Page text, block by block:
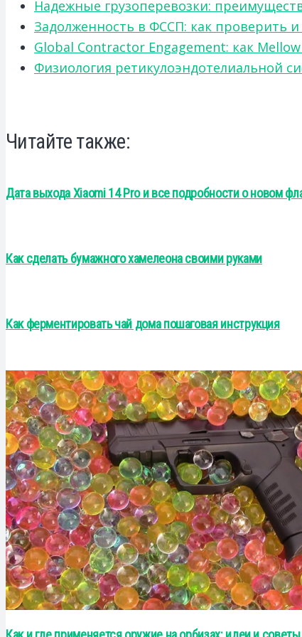
Надежные грузоперевозки:
Задолженность в ФССП: как проверить
Global Contractor Engagement: как
Физиология ретикулоэндотелиальной
Читайте также:
Дата выхода Xiaomi 14 Pro и все подробности о новом
Как сделать бумажного хамелеона своими руками
Как ферментировать чай дома пошаговая инструкция